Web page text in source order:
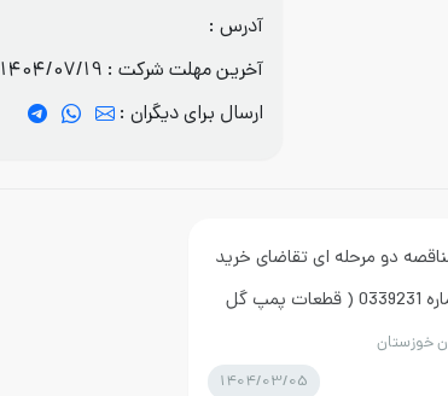
آدرس :
آخرین مهلت شرکت : 1404/07/19 15:00:00
ارسال برای دیگران :
دو مرحله ای تقاضای خرید
عمده اقلام ساخت داخل به شماره 0339231 ( قطعات پمپ گل
خوزستان
1404/03/05